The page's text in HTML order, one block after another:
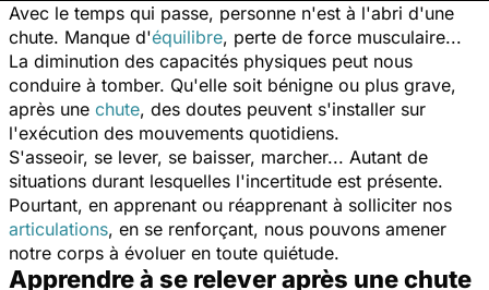
Avec le temps qui passe, personne n'est à l'abri d'une
chute. Manque d'équilibre, perte de force musculaire...
La diminution des capacités physiques peut nous
conduire à tomber. Qu'elle soit bénigne ou plus grave,
après une chute, des doutes peuvent s'installer sur
l'exécution des mouvements quotidiens.
S'asseoir, se lever, se baisser, marcher... Autant de
situations durant lesquelles l'incertitude est présente.
Pourtant, en apprenant ou réapprenant à solliciter nos
articulations, en se renforçant, nous pouvons amener
notre corps à évoluer en toute quiétude.
Apprendre à se relever après une chute